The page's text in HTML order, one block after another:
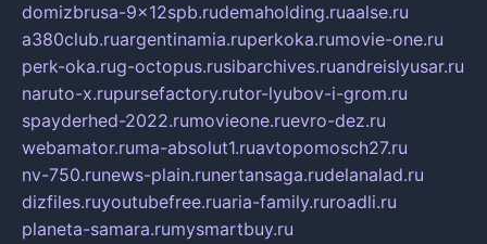
domizbrusa-9x12spb.rudemaholding.ruaalse.ru
a380club.ruargentinamia.ruperkoka.rumovie-one.ru
perk-oka.rug-octopus.rusibarchives.ruandreislyusar.ru
naruto-x.rupursefactory.rutor-lyubov-i-grom.ru
spayderhed-2022.rumovieone.ruevro-dez.ru
webamator.ruma-absolut1.ruavtopomosch27.ru
nv-750.runews-plain.runertansaga.rudelanalad.ru
dizfiles.ruyoutubefree.ruaria-family.ruroadli.ru
planeta-samara.rumysmartbuy.ru